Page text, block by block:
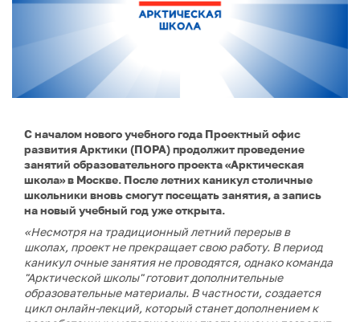
С началом нового учебного года Проектный офис
развития Арктики (ПОРА) продолжит проведение
занятий образовательного проекта «Арктическая
школа» в Москве. После летних каникул столичные
школьники вновь смогут посещать занятия, а запись
на новый учебный год уже открыта.
«Несмотря на традиционный летний перерыв в
школах, проект не прекращает свою работу. В период
каникул очные занятия не проводятся, однако команда
"Арктической школы" готовит дополнительные
образовательные материалы. В частности, создается
цикл онлайн-лекций, который станет дополнением к